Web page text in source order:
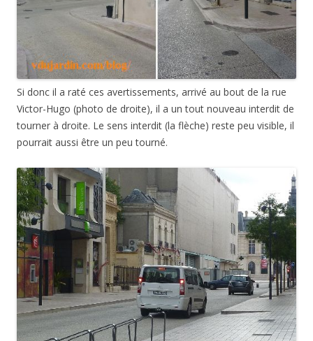
Si donc il a raté ces avertissements, arrivé au bout de la rue
Victor-Hugo (photo de droite), il a un tout nouveau interdit de
tourner à droite. Le sens interdit (la flèche) reste peu visible, il
pourrait aussi être un peu tourné.